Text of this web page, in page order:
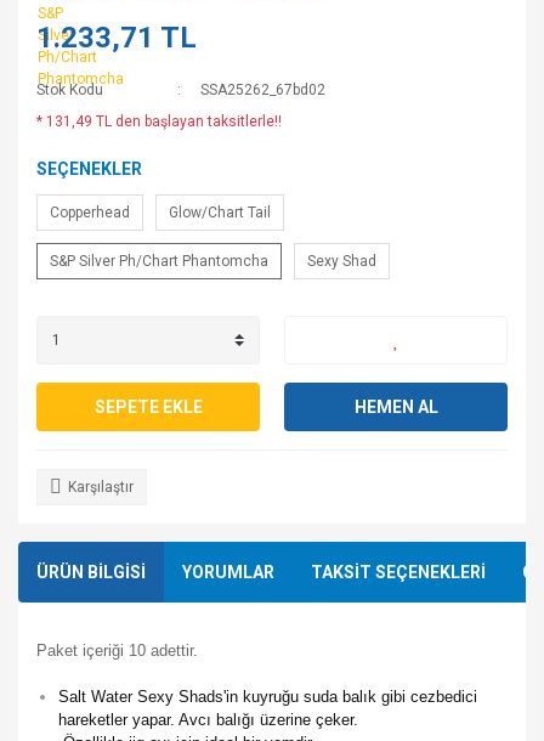
1.233,71 TL
Stok Kodu
SSA25262_67bd02
* 131,49 TL den başlayan taksitlerle!!
SEÇENEKLER
Copperhead Glow/Chart Tail
S&P Silver Ph/Chart Phantomcha Sexy Shad
SEPETE EKLE HEMEN AL
Karşılaştır
ÜRÜN BİLGİSİ YORUMLAR TAKSİT SEÇENEKLERİ
Paket içeriği 10 adettir.
Salt Water Sexy Shads'in kuyruğu suda balık gibi cezbedici
hareketler yapar. Avcı balığı üzerine çeker.